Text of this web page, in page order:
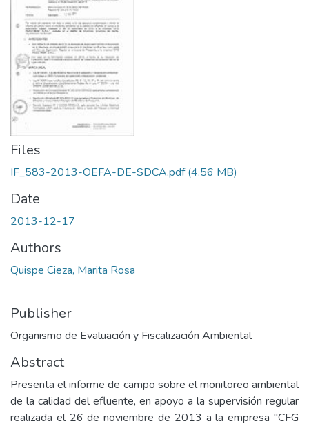
Files
IF_583-2013-OEFA-DE-SDCA.pdf(4.56 MB)
Date
2013-12-17
Authors
Quispe Cieza, Marita Rosa
Publisher
Organismo de Evaluación y Fiscalización Ambiental
Abstract
Presenta el informe de campo sobre el monitoreo ambiental
de la calidad del efluente, en apoyo a la supervisión regular
realizada el 26 de noviembre de 2013 a la empresa "CFG